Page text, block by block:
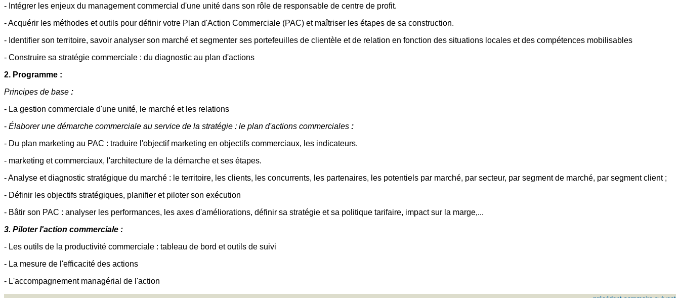
- Intégrer les enjeux du management commercial d'une unité dans son rôle de responsable de centre de profit.
- Acquérir les méthodes et outils pour définir votre Plan d'Action Commerciale (PAC) et maîtriser les étapes de sa construction.
- Identifier son territoire, savoir analyser son marché et segmenter ses portefeuilles de clientèle et de relation en fonction des situations locales et des compétences mobilisables
- Construire sa stratégie commerciale : du diagnostic au plan d'actions
2. Programme :
Principes de base :
- La gestion commerciale d'une unité, le marché et les relations
- Élaborer une démarche commerciale au service de la stratégie : le plan d'actions commerciales :
- Du plan marketing au PAC : traduire l'objectif marketing en objectifs commerciaux, les indicateurs.
- marketing et commerciaux, l'architecture de la démarche et ses étapes.
- Analyse et diagnostic stratégique du marché : le territoire, les clients, les concurrents, les partenaires, les potentiels par marché, par secteur, par segment de marché, par segment client ;
- Définir les objectifs stratégiques, planifier et piloter son exécution
- Bâtir son PAC : analyser les performances, les axes d'améliorations, définir sa stratégie et sa politique tarifaire, impact sur la marge,...
3. Piloter l'action commerciale :
- Les outils de la productivité commerciale : tableau de bord et outils de suivi
- La mesure de l'efficacité des actions
- L'accompagnement managérial de l'action